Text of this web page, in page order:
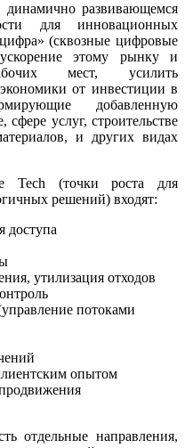
развивающемся
для инновационных
(сквозные цифровые
этому рынку и
мест, усилить
от инвестиции в
добавленную
сфере услуг, строительстве
и других видах
Tech (точки роста для
решений) входят:
доступа
утилизация отходов
потоками
опытом
отдельные направления,